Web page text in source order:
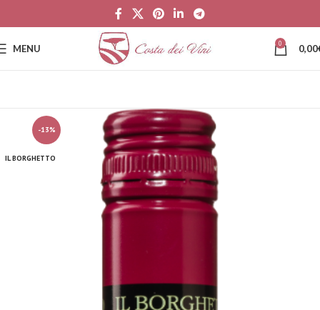
MENU 0 0,00
-13%
IL BORGHETTO